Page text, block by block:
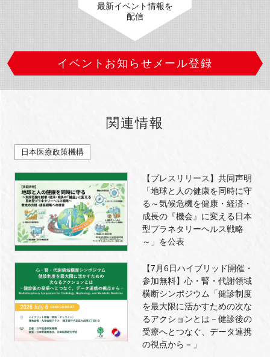
最新イベント情報を
配信
イベントお知らせメール登録
関連情報
日本医療政策機構
【プレスリリース】共同声明
「地球と人の健康を同時に守
る～気候危機を健康・経済・
成長の『機会』に変える日本
型プラネタリーヘルス戦略
～」を公表
【7月6日ハイブリッド開催・
参加無料】心・腎・代謝領域
横断シンポジウム「健診制度
を最大限に活かすための次な
るアクションとは－健診後の
受療へとつなぐ、データ連携
の視点から－」